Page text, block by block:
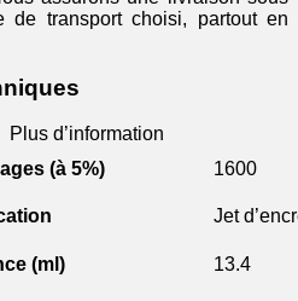
de transport choisi, partout en
Plus d’information
(à 5%)
1600
Jet
(ml) 13.4